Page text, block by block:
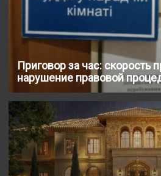
Приговор за час: скорость
нарушение правовой